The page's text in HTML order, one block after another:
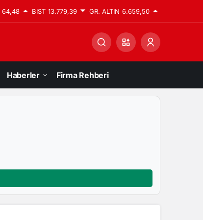
64,48 BIST 13.779,39 GR. ALTIN 6.659,50
Haberler Firma Rehberi